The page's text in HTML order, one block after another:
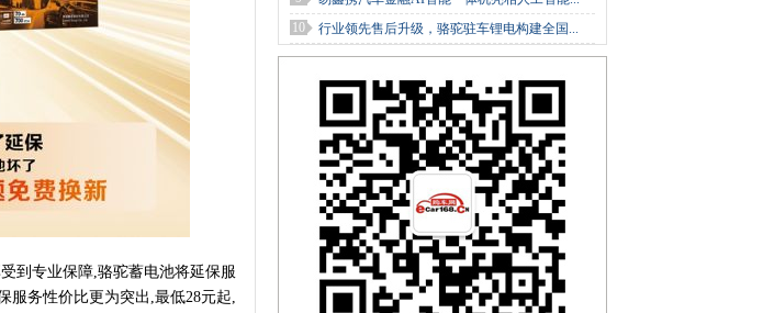
到专业保障,骆驼蓄电池将延保服
服务性价比更为突出,最低28元起,
10
行业领先售后升级，骆驼驻车锂电构建全国...